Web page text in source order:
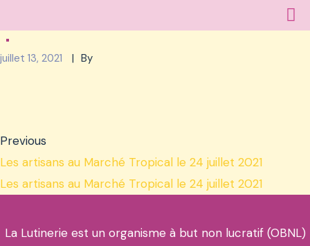
juillet 13, 2021 By
Previous
Les artisans au Marché Tropical le 24 juillet 2021
Les artisans au Marché Tropical le 24 juillet 2021
La Lutinerie est un organisme à but non lucratif (OBNL)